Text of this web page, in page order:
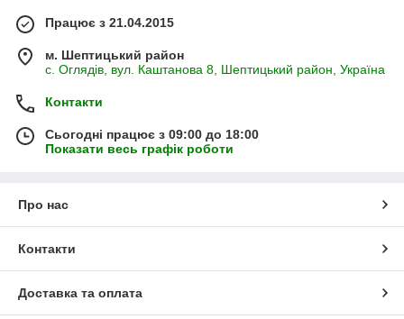
Працює з 21.04.2015
м. Шептицький район
с. Оглядів, вул. Каштанова 8, Шептицький район, Україна
Контакти
Сьогодні працює з 09:00 до 18:00
Показати весь графік роботи
Про нас
Контакти
Доставка та оплата